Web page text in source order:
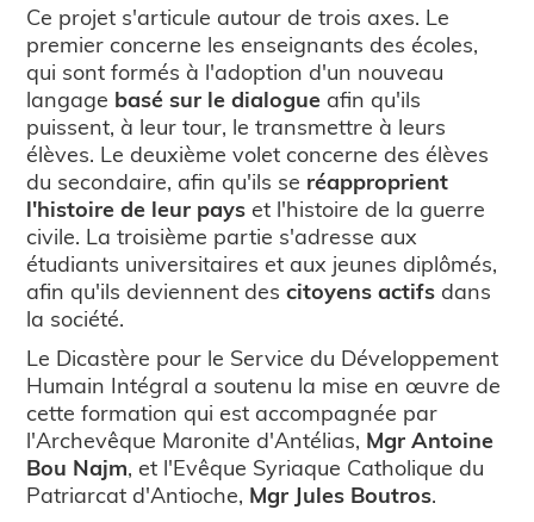
Ce projet s'articule autour de trois axes. Le
premier concerne les enseignants des écoles,
qui sont formés à l'adoption d'un nouveau
langage basé sur le dialogue afin qu'ils
puissent, à leur tour, le transmettre à leurs
élèves. Le deuxième volet concerne des élèves
du secondaire, afin qu'ils se réapproprient
l'histoire de leur pays et l'histoire de la guerre
civile. La troisième partie s'adresse aux
étudiants universitaires et aux jeunes diplômés,
afin qu'ils deviennent descitoyens actifs dans
la société.
Le Dicastère pour le Service du Développement
Humain Intégral a soutenu la mise en œuvre de
cette formation qui est accompagnée par
l'Archevêque Maronite d'Antélias, Mgr Antoine
Bou Najm, et l'Evêque Syriaque Catholique du
Patriarcat d'Antioche, Mgr Jules Boutros.